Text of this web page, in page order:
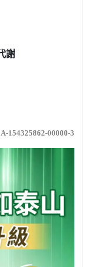
謝
154325862-00000-3